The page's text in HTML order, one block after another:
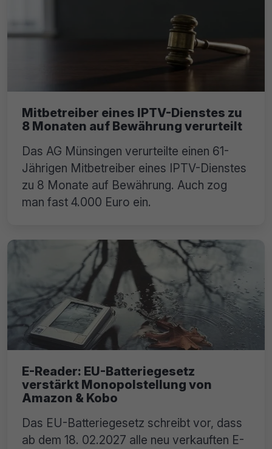
Mitbetreiber eines IPTV-Dienstes zu
8 Monaten auf Bewährung verurteilt
Das AG Münsingen verurteilte einen 61-
Jährigen Mitbetreiber eines IPTV-Dienstes
zu 8 Monate auf Bewährung. Auch zog
man fast 4.000 Euro ein.
E-Reader: EU-Batteriegesetz
verstärkt Monopolstellung von
Amazon & Kobo
Das EU-Batteriegesetz schreibt vor, dass
ab dem 18. 02.2027 alle neu verkauften E-